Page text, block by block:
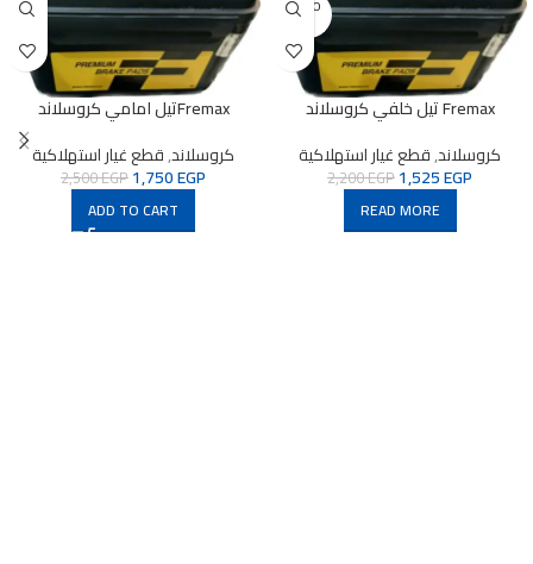
تيل امامي كروسلاندFremax
كروسلاند,قطع غيار استهلاكية
2,500EGP1,750EGP
ADD TO CART
SOLD O
UT
تيل خلفي كروسلاند Fremax
كروسلاند,قطع غيار استهلاكية
2,200EGP1,525EGP
READ MORE